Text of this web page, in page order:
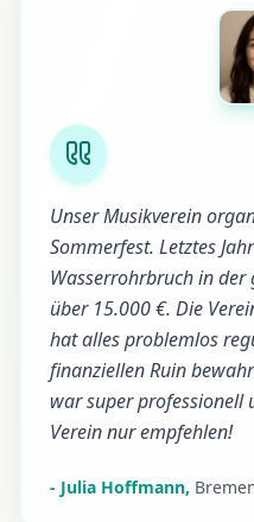
Unser Musikverein
Sommerfest. Letztes
Wasserrohrbruch in der
über 15.000 €. Die
hat alles problemlos
finanziellen Ruin
war super professionell
Verein nur empfehlen!
- Julia Hoffmann,